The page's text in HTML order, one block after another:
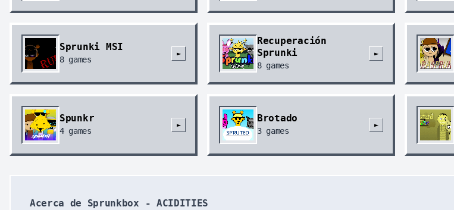
Sprunki MSI
8games
►
Recuperación
Sprunki
8games
►
Spunkr
4games
►
Brotado
3games
►
Acerca de Sprunkbox - ACIDITIES